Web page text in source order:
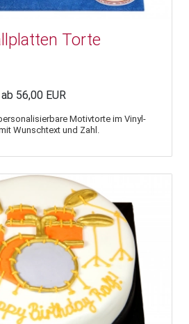
Torte
ab 56,00 EUR
Motivtorte im Vinyl-
Wunschtext und Zahl.